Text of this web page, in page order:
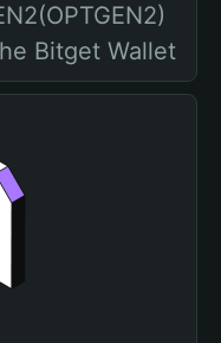
Bitget Wallet